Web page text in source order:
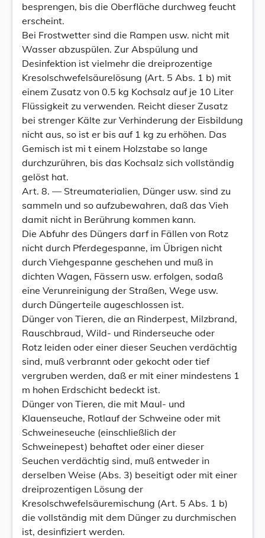
besprengen, bis die Oberfläche durchweg feucht
erscheint.
Bei Frostwetter sind die Rampen usw. nicht mit
Wasser abzuspülen. Zur Abspülung und
Desinfektion ist vielmehr die dreiprozentige
Kresolschwefelsäurelösung (Art. 5 Abs. 1 b) mit
einem Zusatz von 0.5 kg Kochsalz auf je 10 Liter
Flüssigkeit zu verwenden. Reicht dieser Zusatz
bei strenger Kälte zur Verhinderung der Eisbildung
nicht aus, so ist er bis auf 1 kg zu erhöhen. Das
Gemisch ist mi t einem Holzstabe so lange
durchzurühren, bis das Kochsalz sich vollständig
gelöst hat.
Art. 8. — Streumaterialien, Dünger usw. sind zu
sammeln und so aufzubewahren, daß das Vieh
damit nicht in Berührung kommen kann.
Die Abfuhr des Düngers darf in Fällen von Rotz
nicht durch Pferdegespanne, im Übrigen nicht
durch Viehgespanne geschehen und muß in
dichten Wagen, Fässern usw. erfolgen, sodaß
eine Verunreinigung der Straßen, Wege usw.
durch Düngerteile augeschlossen ist.
Dünger von Tieren, die an Rinderpest, Milzbrand,
Rauschbraud, Wild- und Rinderseuche oder
Rotz leiden oder einer dieser Seuchen verdächtig
sind, muß verbrannt oder gekocht oder tief
vergruben werden, daß er mit einer mindestens 1
m hohen Erdschicht bedeckt ist.
Dünger von Tieren, die mit Maul- und
Klauenseuche, Rotlauf der Schweine oder mit
Schweineseuche (einschließlich der
Schweinepest) behaftet oder einer dieser
Seuchen verdächtig sind, muß entweder in
derselben Weise (Abs. 3) beseitigt oder mit einer
dreiprozentigen Lösung der
Kresolschwefelsäuremischung (Art. 5 Abs. 1 b)
die vollständig mit dem Dünger zu durchmischen
ist, desinfiziert werden.